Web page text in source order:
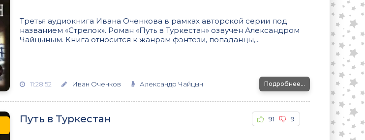
Третья аудиокнига Ивана Оченкова в рамках авторской серии под
названием «Стрелок». Роман «Путь в Туркестан» озвучен Александром
Чайцыным. Книга относится к жанрам фэнтези, попаданцы,...
11:28:52 Иван Оченков Александр Чайцын Подробнее...
Путь в Туркестан 91 9